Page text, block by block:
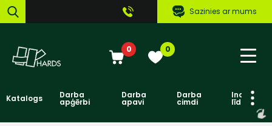
Sazinies ar mums
0 0
Katalogs Darba
apģērbi
Darba
apavi
Darba
cimdi līdzekļi